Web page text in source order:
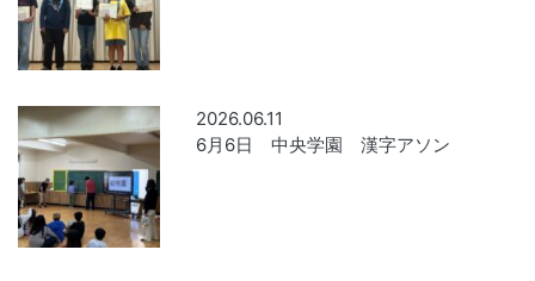
2026.06.11
6月6日 中央学園 漢字アソン